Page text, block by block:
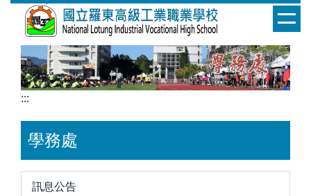
:::
學務處
訊息公告